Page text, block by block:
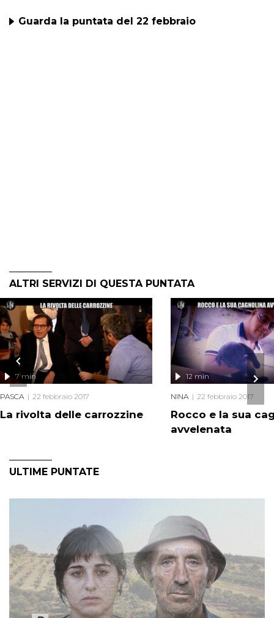
Guarda la puntata del 22 febbraio
ALTRI SERVIZI DI QUESTA PUNTATA
La rivolta delle carrozzine
7 min
PASCA 22 febbraio 2017
Rocco e la sua
avvelenata
12 min
NINA 22 febbraio 2017
ULTIME PUNTATE